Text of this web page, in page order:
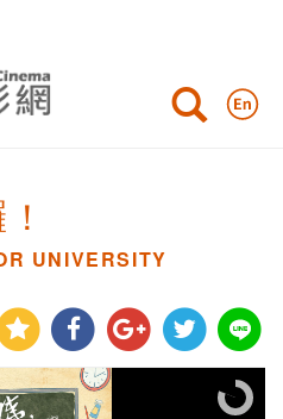
UNIVERSITY